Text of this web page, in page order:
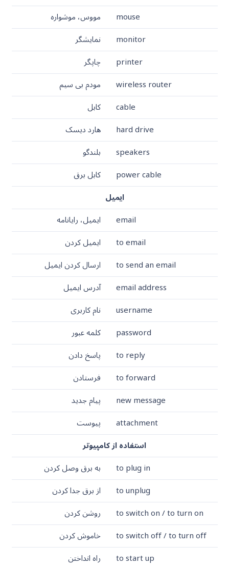
mouse
مووس، موشواره
monitor
نمایشگر
printer
چاپگر
wireless router
مودم بی سیم
cable
کابل
hard drive
هارد دیسک
speakers
بلندگو
power cable
کابل برق
ایمیل
email
ایمیل، رایانامه
to email
ایمیل کردن
to send an email
ارسال کردن ایمیل
email address
آدرس ایمیل
username
نام کاربری
password
کلمه عبور
to reply
پاسخ دادن
to forward
فرستادن
new message
پیام جدید
attachment
پیوست
استفاده از کامپیوتر
to plug in
به برق وصل کردن
to unplug
از برق جدا کردن
to switch on / to turn on
روشن کردن
to switch off / to turn off
خاموش کردن
to start up
راه انداختن